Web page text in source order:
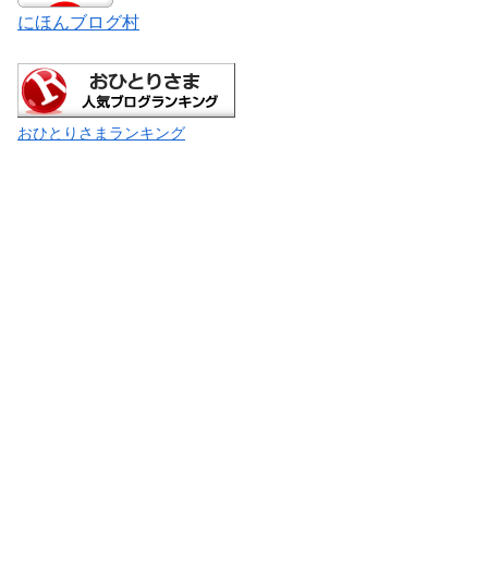
にほんブログ村
おひとりさまランキング